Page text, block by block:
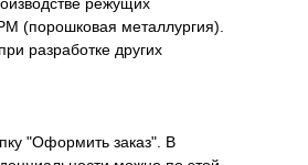
(порошковая металлургия).
разработке других
"Оформить заказ". В